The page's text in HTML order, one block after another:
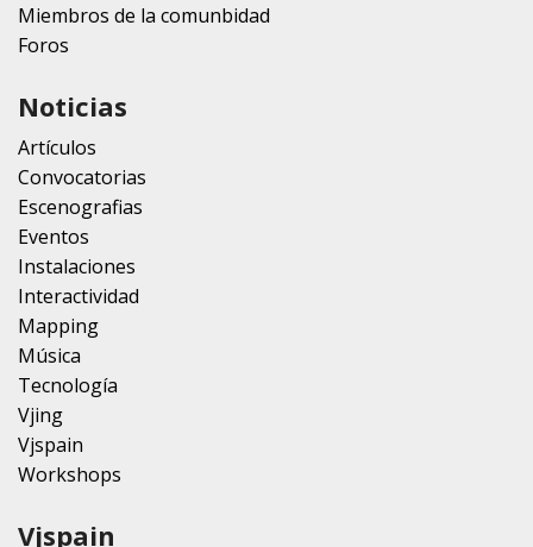
Miembros de la comunbidad
Foros
Noticias
Artículos
Convocatorias
Escenografias
Eventos
Instalaciones
Interactividad
Mapping
Música
Tecnología
Vjing
Vjspain
Workshops
Vjspain